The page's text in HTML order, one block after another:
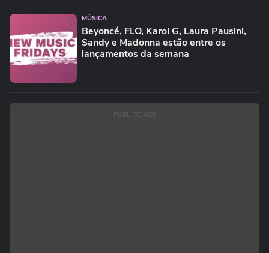
MÚSICA
Beyoncé, FLO, Karol G, Laura Pausini,
Sandy e Madonna estão entre os
lançamentos da semana
PUBLICIDADE